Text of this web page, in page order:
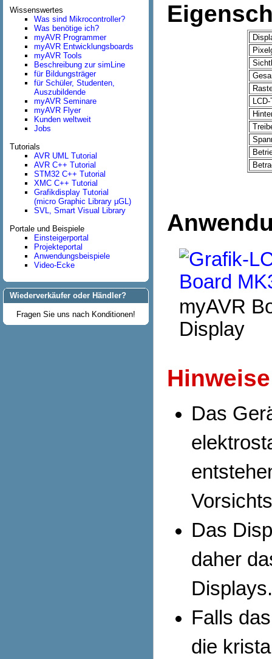
Wissenswertes
Was sind Mikrocontroller?
Was benötige ich?
myAVR Programmer
myAVR Entwicklungsboards
myAVR Tools
Beschreibung zur simLine
für Bildungsträger
für Schüler, Studenten,
Auszubildende
myAVR Seminare
myAVR Flyer
Kunden weltweit
Jobs
Tutorials
AVR UML Tutorial
AVR C++ Tutorial
STM32 C++ Tutorial
XMC C++ Tutorial
Grafikdisplay Tutorial
(micro Graphic Library µGL)
SVL, Smart Visual Library
Portale und Beispiele
Einsteigerportal
Projekteportal
Anwendungsbeispiele
Video-Ecke
Wiederverkäufer oder Händler?
Fragen Sie uns nach Konditionen!
myAVR
Display
Das
Das
daher
Displays.
Falls
die